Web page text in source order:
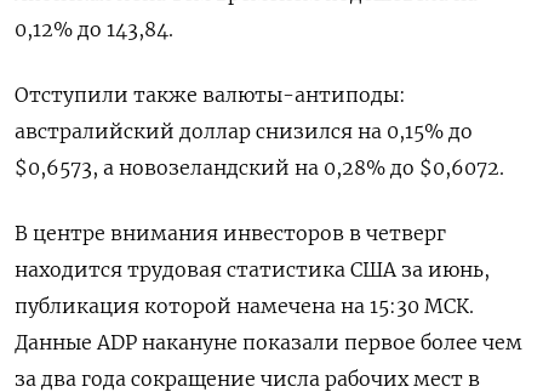
0,12%​ до 143,84.
Отступили также валюты-антиподы:
австралийский доллар снизился на 0,15% до
$0,6573, а новозеландский на 0,28% до $0,6072​.
В центре внимания инвесторов в четверг
находится трудовая статистика США за июнь,
публикация которой намечена на 15:30 МСК.
Данные ADP накануне показали первое более чем
за два года сокращение числа рабочих мест в